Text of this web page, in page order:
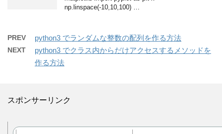
np.linspace(-10,10,100) …
PREV python3 でランダムな整数の配列を作る方法
NEXT
python3 でクラス内からだけアクセスするメソッドを
作る方法
スポンサーリンク